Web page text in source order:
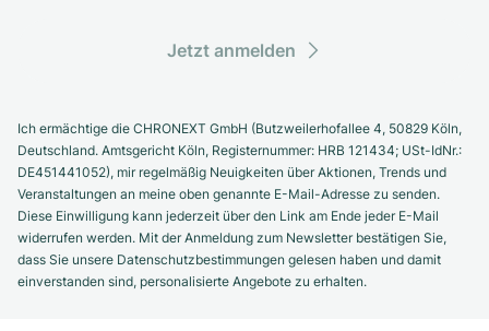
Jetzt anmelden
Ich ermächtige die CHRONEXT GmbH (Butzweilerhofallee 4, 50829 Köln,
Deutschland. Amtsgericht Köln, Registernummer: HRB 121434; USt-IdNr.:
DE451441052), mir regelmäßig Neuigkeiten über Aktionen, Trends und
Veranstaltungen an meine oben genannte E-Mail-Adresse zu senden.
Diese Einwilligung kann jederzeit über den Link am Ende jeder E-Mail
widerrufen werden. Mit der Anmeldung zum Newsletter bestätigen Sie,
dass Sie unsere Datenschutzbestimmungen gelesen haben und damit
einverstanden sind, personalisierte Angebote zu erhalten.